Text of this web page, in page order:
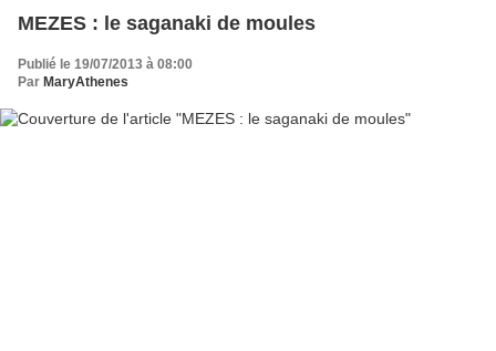
MEZES : le saganaki de moules
Publié le 19/07/2013 à 08:00
Par MaryAthenes